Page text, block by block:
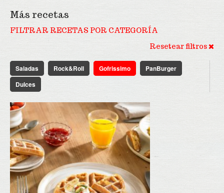
Más recetas
FILTRAR RECETAS POR CATEGORÍA
Resetear filtros
Saladas Rock&Roll Gofrissimo
PanBurger
Dulces